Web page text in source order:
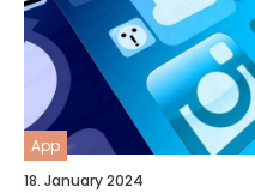
App
18. January 2024